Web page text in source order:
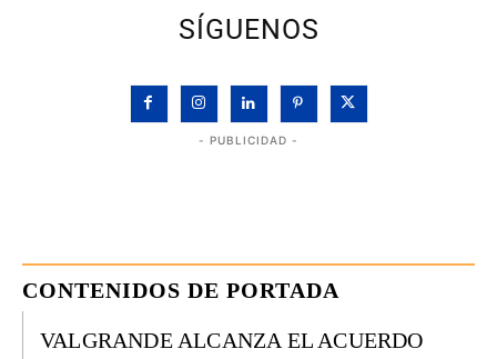
SÍGUENOS
- PUBLICIDAD -
CONTENIDOS DE PORTADA
VALGRANDE ALCANZA EL ACUERDO